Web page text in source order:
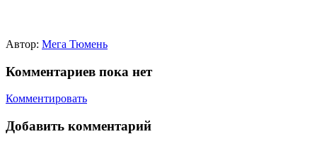
Автор: Мега Тюмень
Комментариев пока нет
Комментировать
Добавить комментарий